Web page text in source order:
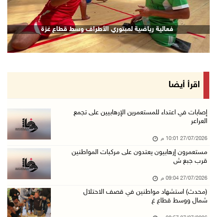
فعالية رياضية لمبتوري الأطراف وسط قطاع غزة
اقرأ أيضا
إصابات في اعتداء للمستعمرين الإرهابيين على تجمع
العراعر
27/07/2026 10:01 م
مستعمرون إرهابيون يعتدون على مركبات المواطنين
قرب جبع ش
27/07/2026 09:04 م
(محدث) استشهاد مواطنين في قصف الاحتلال
شمال ووسط قطاع غ